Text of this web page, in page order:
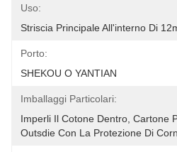
Uso:
Striscia Principale All'interno Di
Porto:
SHEKOU O YANTIAN
Imballaggi Particolari:
Imperli Il Cotone Dentro, Cartone
Outsdie Con La Protezione Di